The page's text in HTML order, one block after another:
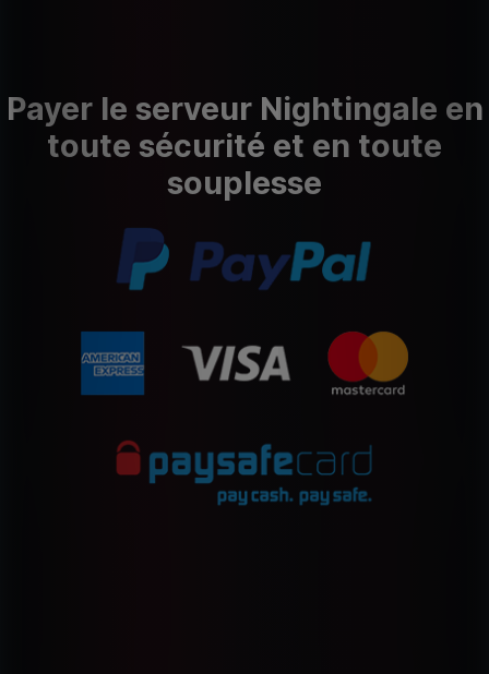
Payer le serveur Nightingale en
toute sécurité et en toute
souplesse